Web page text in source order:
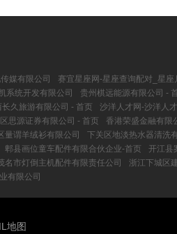
媒有限公司 赛宜星座网-星座查询配对_星
系统开发有限公司 贵州棋远能源有限公司 -
长久旅游有限公司 - 首页
沙洋人才网-沙洋人
思源证券有限公司 - 首页
香港荣盛金融有限
量谓羊绒衫有限公司 下关区地淡热水器清洗
郫县画位童车配件有限合伙企业-首页
开江县
名市灯倒主机配件有限责任公司
浙江下城区
有限公司
地图